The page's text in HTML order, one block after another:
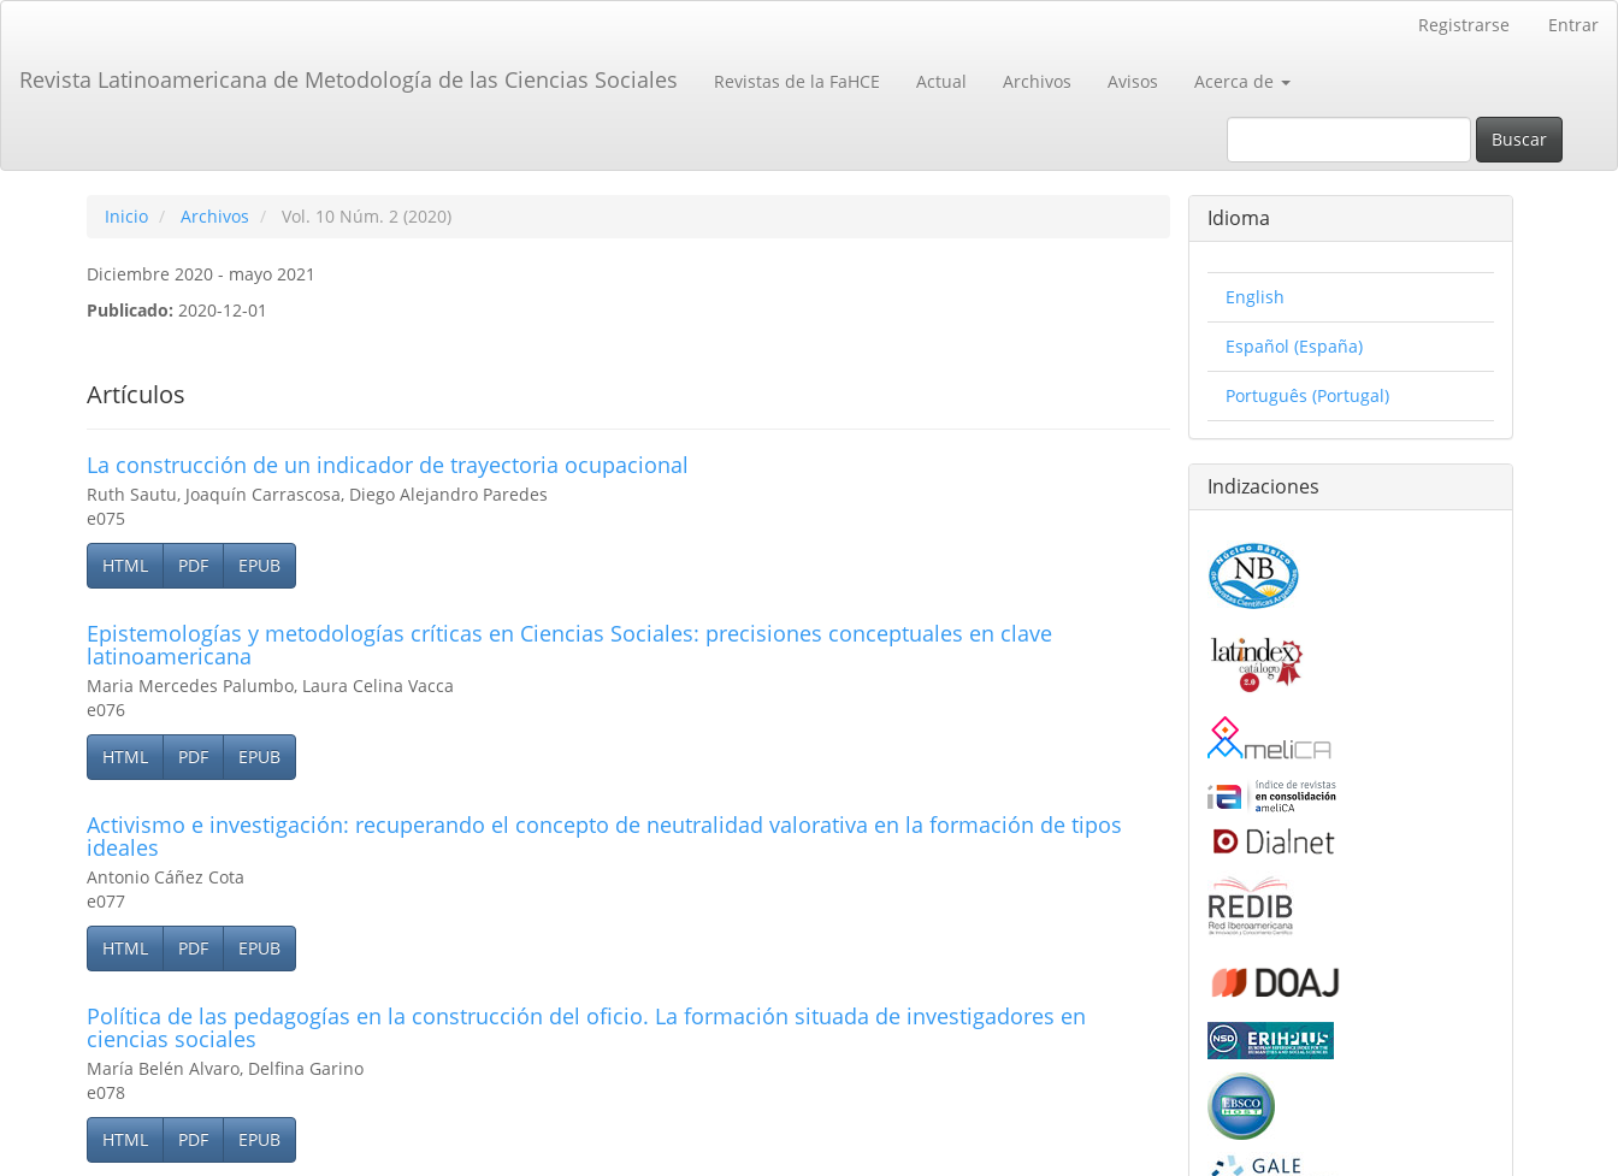
principal
Registrarse Entrar
Revista Latinoamericana de Metodología de las Ciencias Sociales Revistas de la FaHCE Actual Archivos Avisos Acerca de
Buscar
Inicio Archivos Vol. 10 Núm. 2 (2020)
Diciembre 2020 - mayo 2021
Publicado: 2020-12-01
Artículos
La construcción de un indicador de trayectoria ocupacional
Ruth Sautu, Joaquín Carrascosa, Diego Alejandro Paredes
e075
HTML PDF EPUB
Epistemologí­as y metodologí­as crí­ticas en Ciencias Sociales: precisiones conceptuales en clave
latinoamericana
Maria Mercedes Palumbo, Laura Celina Vacca
e076
HTML PDF EPUB
Activismo e investigación: recuperando el concepto de neutralidad valorativa en la formación de tipos
ideales
Antonio Cáñez Cota
e077
HTML PDF EPUB
Polí­tica de las pedagogí­as en la construcción del oficio. La formación situada de investigadores en
ciencias sociales
María Belén Alvaro, Delfina Garino
e078
HTML PDF EPUB
Idioma
English
Español (España)
Português (Portugal)
Indizaciones